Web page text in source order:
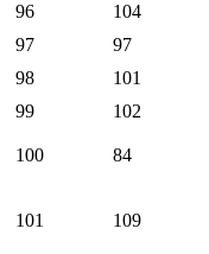
96
104
97
97
98
101
99
102
100 84
101 109